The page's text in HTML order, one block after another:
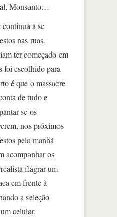
Monsanto…
a se
nas ruas.
ter começado em
foi escolhido para
é que o massacre
de tudo e
se os
nos próximos
pela manhã
acompanhar os
flagrar um
em frente à
a seleção
celular.